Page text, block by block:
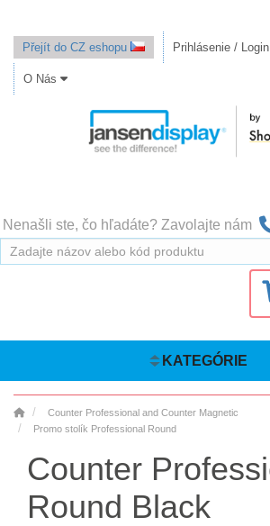
Přejít do CZ eshopu Prihlásenie / Login
O Nás
Nenašli ste, čo hľadáte? Zavolajte nám
KATEGÓRIE
Counter Professional and Counter Magnetic
Promo stolík Professional Round
Counter
Round Black